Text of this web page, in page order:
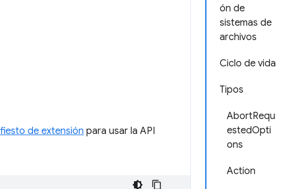
ón de
sistemas de
archivos
Ciclo de vida
Tipos
AbortRequ
estedOpti
ons
Action
de extensión para usar la API